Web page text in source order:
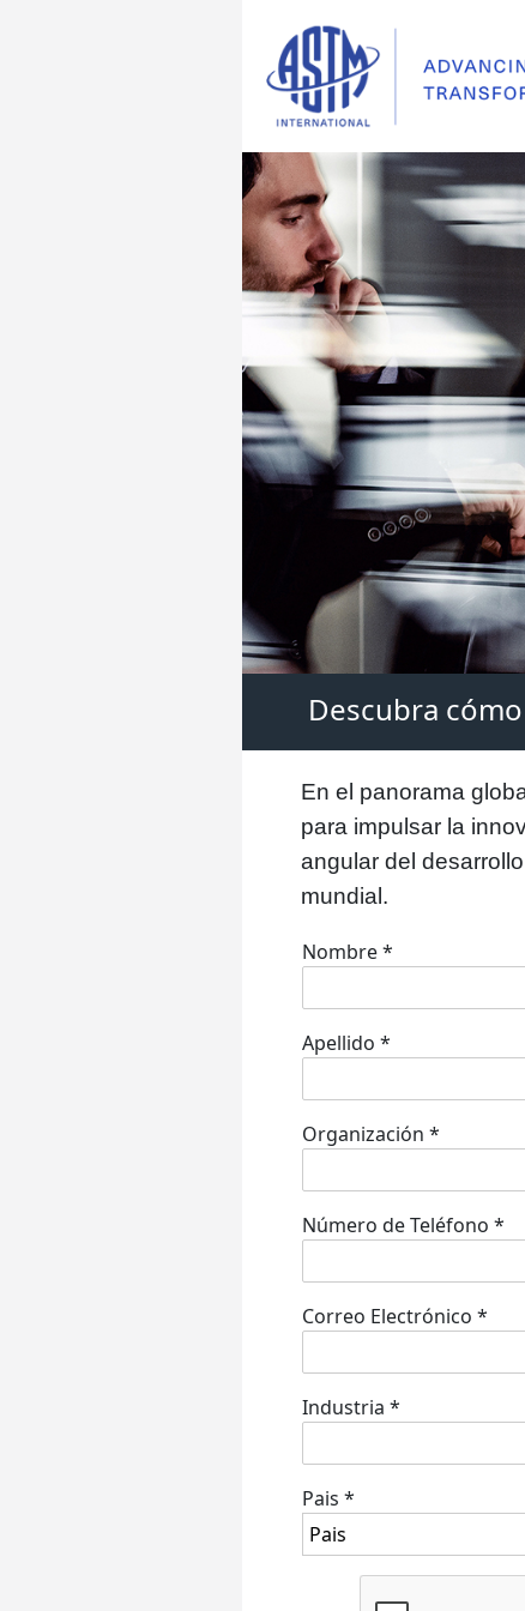
Descubra
En el panorama
para impulsar la
angular del
mundial.
Nombre*
Apellido *
Organización *
Número de Teléfono *
Correo Electrónico *
Industria *
Pais *